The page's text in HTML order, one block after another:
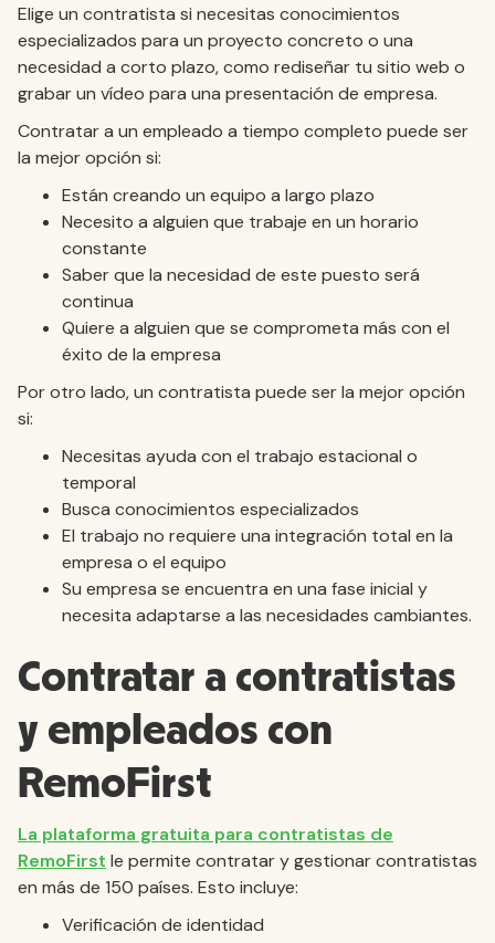
Elige un contratista si necesitas conocimientos
especializados para un proyecto concreto o una
necesidad a corto plazo, como rediseñar tu sitio web o
grabar un vídeo para una presentación de empresa.
Contratar a un empleado a tiempo completo puede ser
la mejor opción si:
Están creando un equipo a largo plazo
Necesito a alguien que trabaje en un horario
constante
Saber que la necesidad de este puesto será
continua
Quiere a alguien que se comprometa más con el
éxito de la empresa
Por otro lado, un contratista puede ser la mejor opción
si:
Necesitas ayuda con el trabajo estacional o
temporal
Busca conocimientos especializados
El trabajo no requiere una integración total en la
empresa o el equipo
Su empresa se encuentra en una fase inicial y
necesita adaptarse a las necesidades cambiantes.
Contratar a contratistas
y empleados con
RemoFirst
La plataforma gratuita para contratistas de
RemoFirst le permite contratar y gestionar contratistas
en más de 150 países. Esto incluye:
Verificación de identidad